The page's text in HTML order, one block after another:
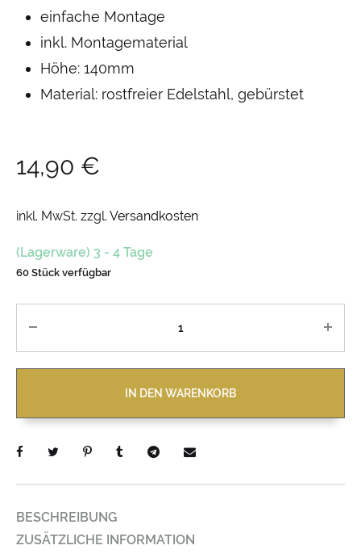
einfache Montage
inkl. Montagematerial
Höhe: 140mm
Material: rostfreier Edelstahl, gebürstet
14,90 €
inkl. MwSt. zzgl. Versandkosten
(Lagerware) 3 - 4 Tage
60 Stück verfügbar
IN DEN WARENKORB
BESCHREIBUNG
ZUSÄTZLICHE INFORMATION